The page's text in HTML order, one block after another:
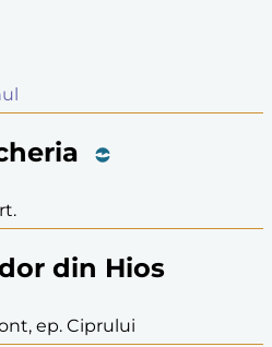
din Hios
ep. Ciprului